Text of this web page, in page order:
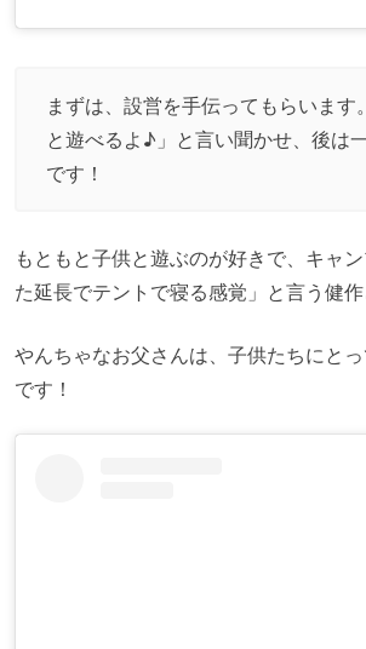
まずは、設営を手伝ってもらいます
と遊べるよ♪」と言い聞かせ、後は
です！
もともと子供と遊ぶのが好きで、キャ
た延長でテントで寝る感覚」と言う健作
やんちゃなお父さんは、子供たちにと
です！